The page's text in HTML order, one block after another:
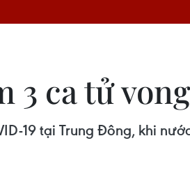
ca tử
19 tại Trung Đông, khi